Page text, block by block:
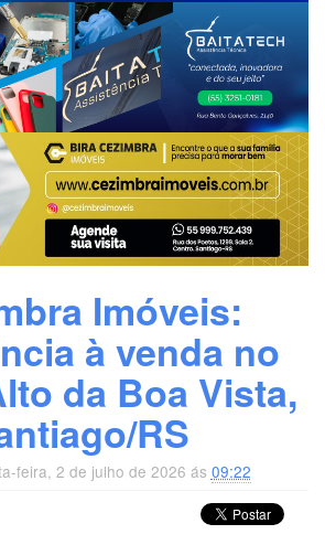
Imóveis:
à venda no
da Boa Vista,
RS
feira, 2 de julho de 2026 ás 09:22